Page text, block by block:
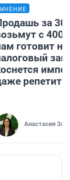
МНЕНИЕ
за
с
готовит
Анастасия